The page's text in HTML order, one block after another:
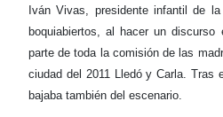
Iván Vivas, presidente infantil de
boquiabiertos, al hacer un
parte de toda la comisión de las
ciudad del 2011 Lledó y Carla. Tras
bajaba también del escenario.